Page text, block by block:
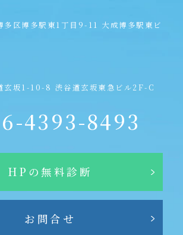
多区博多駅東1丁目9-11 大成博多駅東ビ
玄坂1-10-8 渋谷道玄坂東急ビル2F-C
4393-8493
HPの無料診断
お問合せ